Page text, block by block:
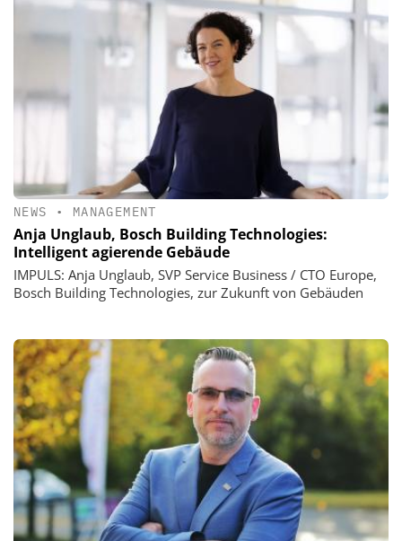
NEWS • MANAGEMENT
Anja Unglaub, Bosch Building Technologies:
Intelligent agierende Gebäude
IMPULS: Anja Unglaub, SVP Service Business / CTO Europe,
Bosch Building Technologies, zur Zukunft von Gebäuden